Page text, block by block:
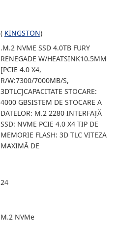
( KINGSTON)
.M.2 NVME SSD 4.0TB FURY
RENEGADE W/HEATSINK10.5MM
[PCIE 4.0 X4,
R/W:7300/7000MB/S,
3DTLC]CAPACITATE STOCARE:
4000 GBSISTEM DE STOCARE A
DATELOR: M.2 2280 INTERFAȚĂ
SSD: NVME PCIE 4.0 X4 TIP DE
MEMORIE FLASH: 3D TLC VITEZA
MAXIMĂ DE
24
M.2 NVMe